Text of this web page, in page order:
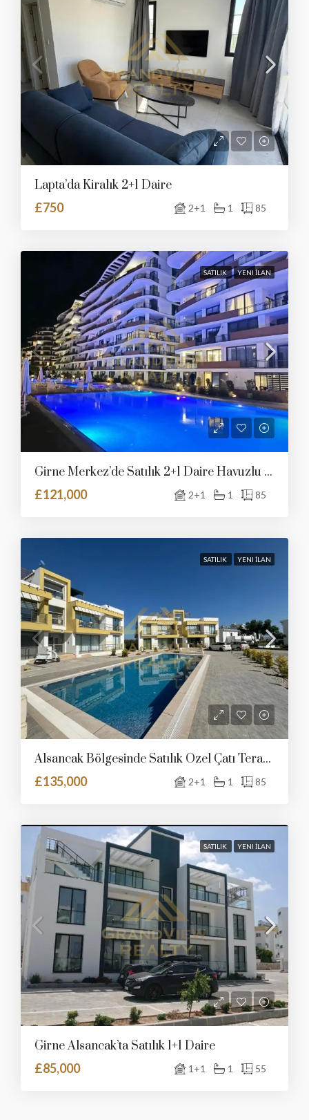
Lapta’da Kiralık 2+1 Daire
£750
2+1 1 85
SATILIK YENI İLAN
Girne Merkez’de Satılık 2+1 Daire Havuzlu Sitede
£121,000
2+1 1 85
SATILIK YENI İLAN
Alsancak Bölgesinde Satılık Özel Çatı Teraslı Ve Ortak Havuzlu Daire
£135,000
2+1 1 85
SATILIK YENI İLAN
Girne Alsancak’ta Satılık 1+1 Daire
£85,000
1+1 1 55